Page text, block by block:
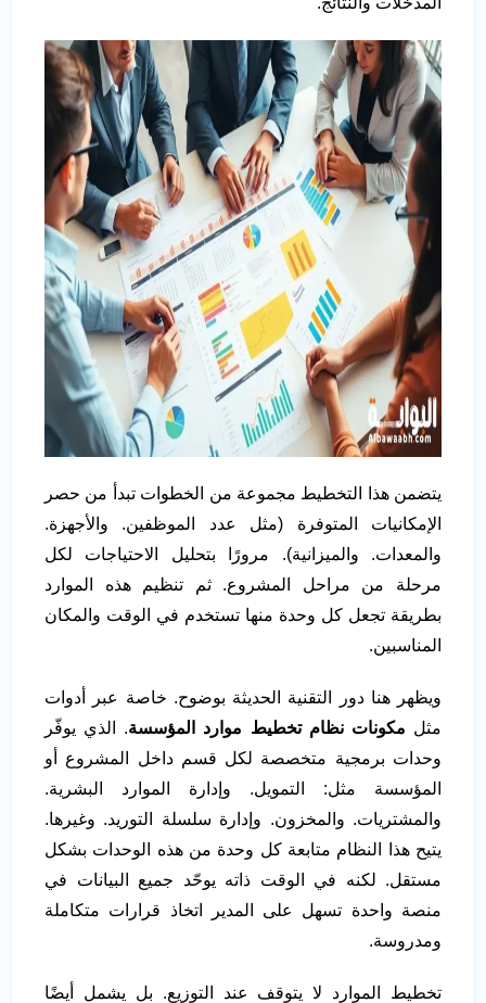
يتضمن هذا التخطيط مجموعة من الخطوات تبدأ من حصر
الإمكانيات المتوفرة (مثل عدد الموظفين. والأجهزة.
والمعدات. والميزانية). مرورًا بتحليل الاحتياجات لكل
مرحلة من مراحل المشروع. ثم تنظيم هذه الموارد
بطريقة تجعل كل وحدة منها تستخدم في الوقت والمكان
المناسبين.
ويظهر هنا دور التقنية الحديثة بوضوح. خاصة عبر أدوات
مثل مكونات نظام تخطيط موارد المؤسسة. الذي يوفّر
وحدات برمجية متخصصة لكل قسم داخل المشروع أو
المؤسسة مثل: التمويل. وإدارة الموارد البشرية.
والمشتريات. والمخزون. وإدارة سلسلة التوريد. وغيرها.
يتيح هذا النظام متابعة كل وحدة من هذه الوحدات بشكل
مستقل. لكنه في الوقت ذاته يوحّد جميع البيانات في
منصة واحدة تسهل على المدير اتخاذ قرارات متكاملة
ومدروسة.
تخطيط الموارد لا يتوقف عند التوزيع. بل يشمل أيضًا